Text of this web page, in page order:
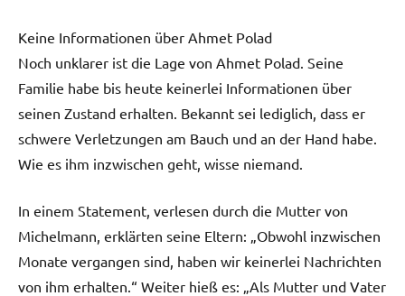
Keine Informationen über Ahmet Polad
Noch unklarer ist die Lage von Ahmet Polad. Seine
Familie habe bis heute keinerlei Informationen über
seinen Zustand erhalten. Bekannt sei lediglich, dass er
schwere Verletzungen am Bauch und an der Hand habe.
Wie es ihm inzwischen geht, wisse niemand.
In einem Statement, verlesen durch die Mutter von
Michelmann, erklärten seine Eltern: „Obwohl inzwischen
Monate vergangen sind, haben wir keinerlei Nachrichten
von ihm erhalten.“ Weiter hieß es: „Als Mutter und Vater